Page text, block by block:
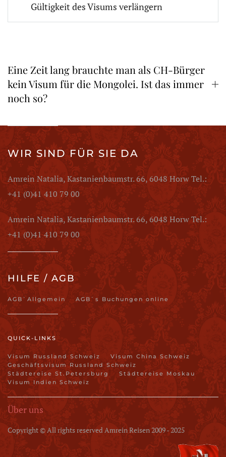
Gültigkeit des Visums verlängern
Eine Zeit lang brauchte man als CH-Bürger
kein Visum für die Mongolei. Ist das immer
noch so?
WIR SIND FÜR SIE DA
Amrein Natalia, Kastanienbaumstr. 66, 6048 Horw Tel.:
+41 (0)41 410 79 00
Amrein Natalia, Kastanienbaumstr. 66, 6048 Horw Tel.:
+41 (0)41 410 79 00
HILFE / AGB
AGB`Allgemein AGB`s Buchungen online
QUICK-LINKS
Visum Russland Schweiz
Visum China Schweiz
Geschäftsvisum Russland Schweiz
Städtereise St.Petersburg
Städtereise Moskau
Visum Indien Schweiz
Über uns
Copyright © All rights reserved Amrein Reisen 2009 - 2025